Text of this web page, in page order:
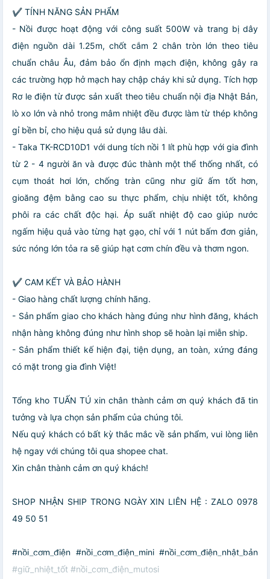
✔ TÍNH NĂNG SẢN PHẨM
- Nồi được hoạt động với công suất 500W và trang bị dây
điện nguồn dài 1.25m, chốt cắm 2 chân tròn lớn theo tiêu
chuẩn châu Âu, đảm bảo ổn định mạch điện, không gây ra
các trường hợp hở mạch hay chập cháy khi sử dụng. Tích hợp
Rơ le điện từ được sản xuất theo tiêu chuẩn nội địa Nhật Bản,
lò xo lớn và nhỏ trong mâm nhiệt đều được làm từ thép không
gỉ bền bỉ, cho hiệu quả sử dụng lâu dài.
- Taka TK-RCD10D1 với dung tích nồi 1 lít phù hợp với gia đình
từ 2 - 4 người ăn và được đúc thành một thể thống nhất, có
cụm thoát hơi lớn, chống tràn cũng như giữ ấm tốt hơn,
gioăng đệm bằng cao su thực phẩm, chịu nhiệt tốt, không
phôi ra các chất độc hại. Áp suất nhiệt độ cao giúp nước
ngấm hiệu quả vào từng hạt gạo, chỉ với 1 nút bấm đơn giản,
sức nóng lớn tỏa ra sẽ giúp hạt cơm chín đều và thơm ngon.
✔ CAM KẾT VÀ BẢO HÀNH
- Giao hàng chất lượng chính hãng.
- Sản phẩm giao cho khách hàng đúng như hình đăng, khách
nhận hàng không đúng như hình shop sẽ hoàn lại miễn ship.
- Sản phẩm thiết kế hiện đại, tiện dụng, an toàn, xứng đáng
có mặt trong gia đình Việt!
Tổng kho TUẤN TÚ xin chân thành cảm ơn quý khách đã tin
tưởng và lựa chọn sản phẩm của chúng tôi.
Nếu quý khách có bất kỳ thắc mắc về sản phẩm, vui lòng liên
hệ ngay với chúng tôi qua shopee chat.
Xin chân thành cảm ơn quý khách!
SHOP NHẬN SHIP TRONG NGÀY XIN LIÊN HỆ : ZALO 0978
49 50 51
#nồi_cơm_điện #nồi_cơm_điện_mini #nồi_cơm_điện_nhật_bản
#giữ_nhiệt_tốt #nồi_cơm_điện_mutosi